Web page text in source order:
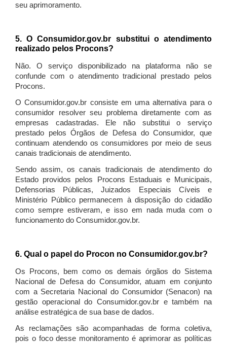
seu aprimoramento.
5. O Consumidor.gov.br substitui o atendimento
realizado pelos Procons?
Não. O serviço disponibilizado na plataforma não se
confunde com o atendimento tradicional prestado pelos
Procons.
O Consumidor.gov.br consiste em uma alternativa para o
consumidor resolver seu problema diretamente com as
empresas cadastradas. Ele não substitui o serviço
prestado pelos Órgãos de Defesa do Consumidor, que
continuam atendendo os consumidores por meio de seus
canais tradicionais de atendimento.
Sendo assim, os canais tradicionais de atendimento do
Estado providos pelos Procons Estaduais e Municipais,
Defensorias Públicas, Juizados Especiais Cíveis e
Ministério Público permanecem à disposição do cidadão
como sempre estiveram, e isso em nada muda com o
funcionamento do Consumidor.gov.br.
6. Qual o papel do Procon no Consumidor.gov.br?
Os Procons, bem como os demais órgãos do Sistema
Nacional de Defesa do Consumidor, atuam em conjunto
com a Secretaria Nacional do Consumidor (Senacon) na
gestão operacional do Consumidor.gov.br e também na
análise estratégica de sua base de dados.
As reclamações são acompanhadas de forma coletiva,
pois o foco desse monitoramento é aprimorar as políticas